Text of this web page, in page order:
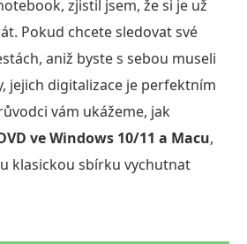
zjistil jsem, že si je už
Pokud chcete sledovat své
aniž byste s sebou museli
jejich digitalizace je perfektním
vám ukážeme, jak
ve Windows 10/11 a Macu,
klasickou sbírku vychutnat